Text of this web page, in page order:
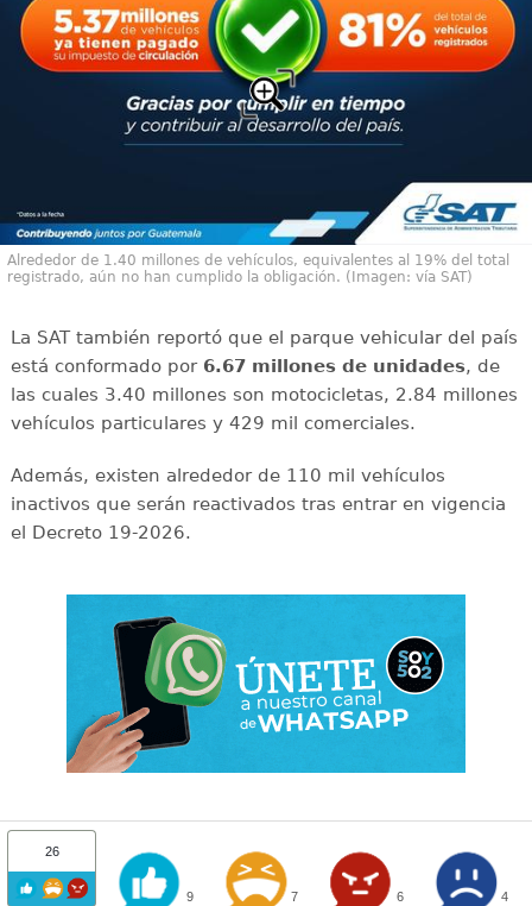
Alrededor de 1.40 millones de vehículos, equivalentes al 19% del total
registrado, aún no han cumplido la obligación. (Imagen: vía SAT)
La SAT también reportó que el parque vehicular del país
está conformado por 6.67 millones de unidades, de
las cuales 3.40 millones son motocicletas, 2.84 millones
vehículos particulares y 429 mil comerciales.
Además, existen alrededor de 110 mil vehículos
inactivos que serán reactivados tras entrar en vigencia
el Decreto 19-2026.
26
9 7 6 4